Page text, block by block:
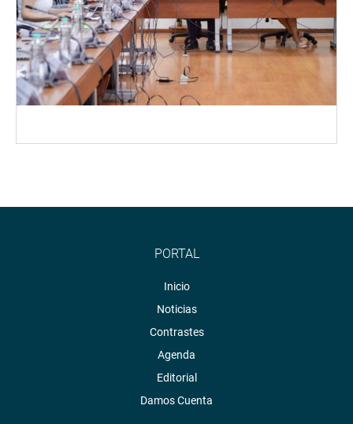
PORTAL
Inicio
Noticias
Contrastes
Agenda
Editorial
Damos Cuenta